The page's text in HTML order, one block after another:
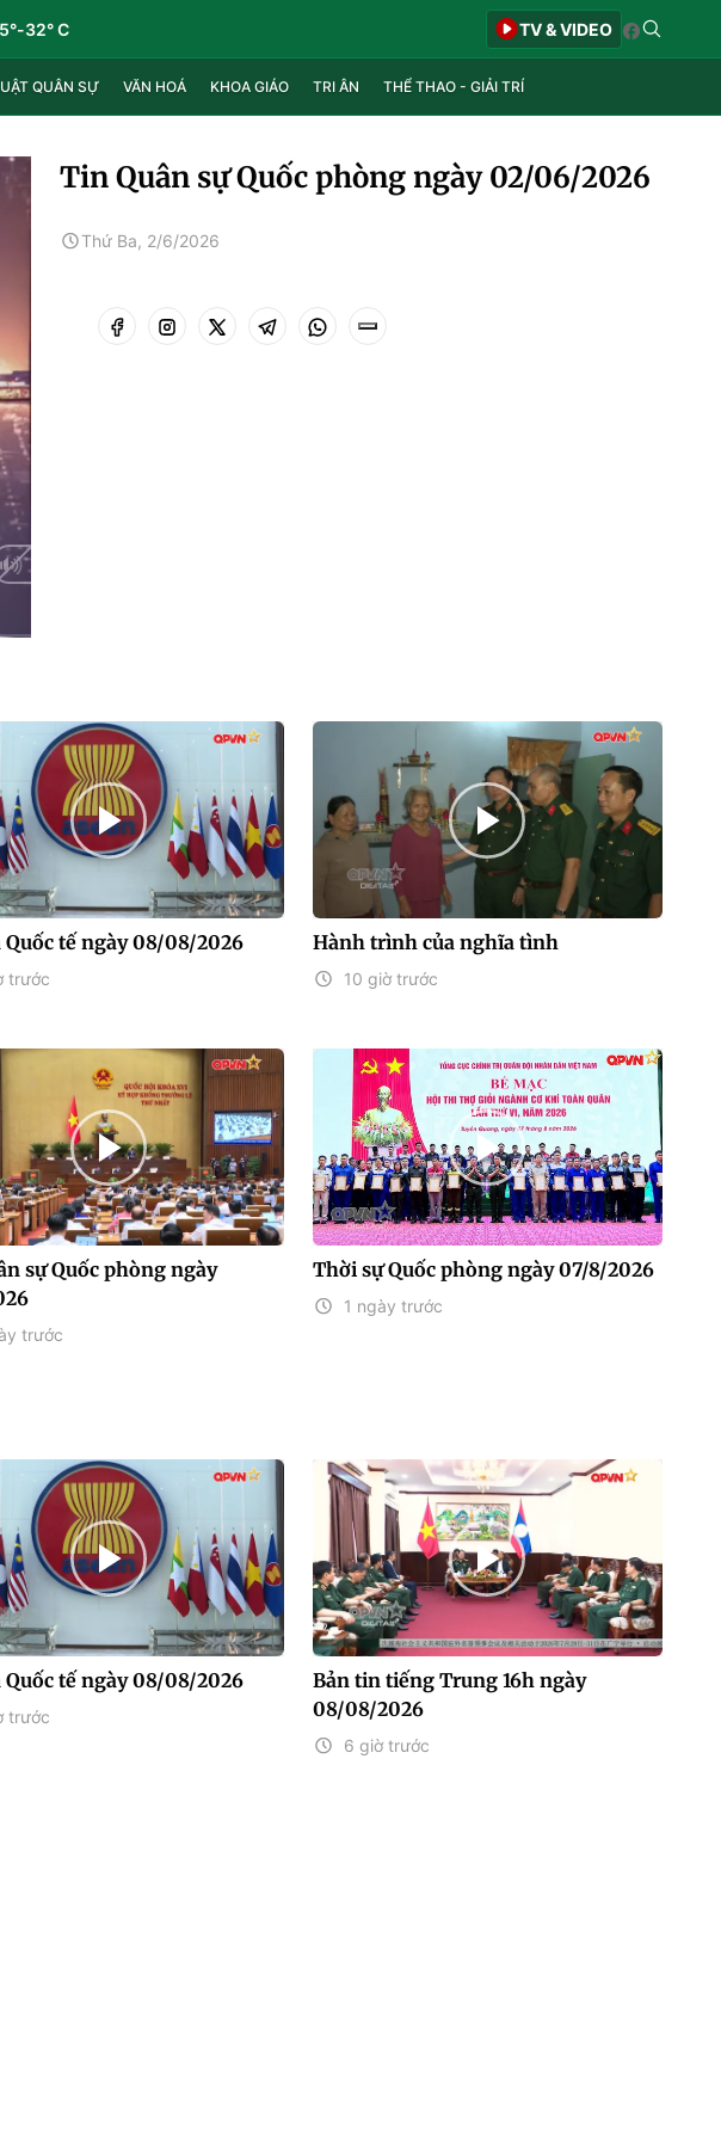
-32° C TV & VIDEO
QUÂN SỰ VĂN HOÁ KHOA GIÁO TRI ÂN THỂ THAO - GIẢI TRÍ
Tin Quân sự Quốc phòng ngày 02/06/2026
Thứ Ba, 2/6/2026
tế ngày 08/08/2026
trước
Hành trình của nghĩa tình
10 giờ trước
sự Quốc phòng ngày
trước
Thời sự Quốc phòng ngày 07/8/2026
1 ngày trước
tế ngày 08/08/2026
trước
Bản tin tiếng Trung 16h ngày
08/08/2026
6 giờ trước